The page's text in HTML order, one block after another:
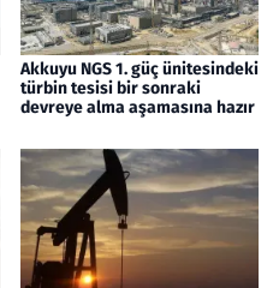
Akkuyu NGS 1. güç ünitesindeki
türbin tesisi bir sonraki
devreye alma aşamasına hazır